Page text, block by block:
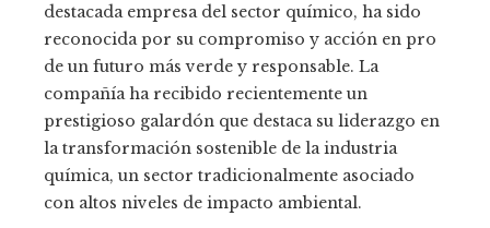
destacada empresa del sector químico, ha sido
reconocida por su compromiso y acción en pro
de un futuro más verde y responsable. La
compañía ha recibido recientemente un
prestigioso galardón que destaca su liderazgo en
la transformación sostenible de la industria
química, un sector tradicionalmente asociado
con altos niveles de impacto ambiental.